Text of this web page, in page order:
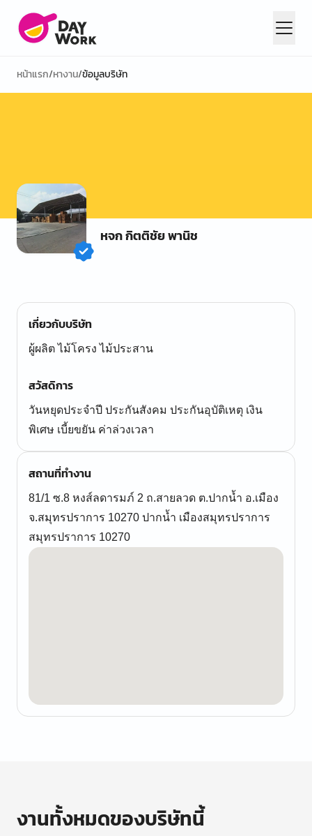
หน้าแรก/หางาน/ข้อมูลบริษัท
หจก กิตติชัย พานิช
เกี่ยวกับบริษัท
ผู้ผลิต ไม้โครง ไม้ประสาน
สวัสดิการ
วันหยุดประจำปี ประกันสังคม ประกันอุบัติเหตุ เงิน
พิเศษ เบี้ยขยัน ค่าล่วงเวลา
สถานที่ทำงาน
81/1 ซ.8 หงส์ลดารมภ์ 2 ถ.สายลวด ต.ปากน้ำ อ.เมือง
จ.สมุทรปราการ 10270 ปากน้ำ เมืองสมุทรปราการ
สมุทรปราการ 10270
งานทั้งหมดของบริษัทนี้